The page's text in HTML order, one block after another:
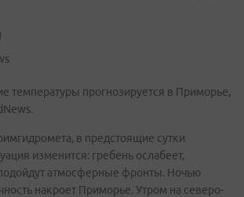
температуры прогнозируется в Приморье,
в предстоящие сутки
изменится: гребень ослабеет,
атмосферные фронты. Ночью
накроет Приморье. Утром на северо-